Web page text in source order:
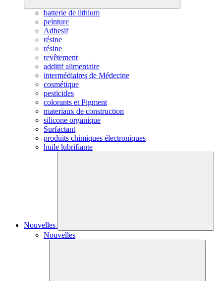
batterie de lithium
peinture
Adhesif
résine
résine
revêtement
additif alimentaire
intermédiaires de Médecine
cosmétique
pesticides
colorants et Pigment
materiaux de construction
silicone organique
Surfactant
produits chimiques électroniques
huile lubrifiante
Nouvelles
Nouvelles